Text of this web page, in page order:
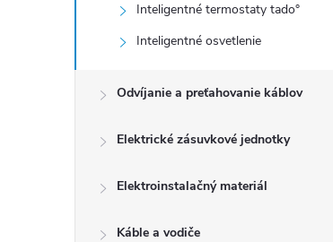
Inteligentné termostaty tado°
Inteligentné osvetlenie
Odvíjanie a preťahovanie káblov
Elektrické zásuvkové jednotky
Elektroinstalačný materiál
Káble a vodiče